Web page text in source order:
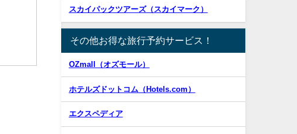
スカイパックツアーズ（スカイマーク）
その他お得な旅行予約サービス！
OZmall（オズモール）
ホテルズドットコム（Hotels.com）
エクスペディア